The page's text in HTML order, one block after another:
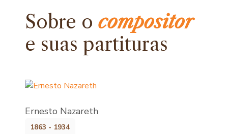
Sobre ocompositor
e suas partituras
Ernesto Nazareth
1863 - 1934